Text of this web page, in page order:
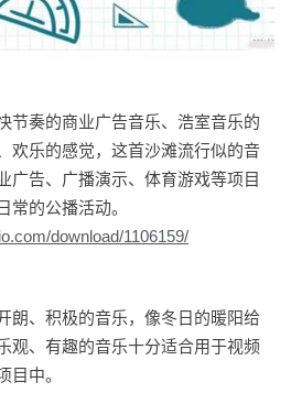
节奏的商业广告音乐、浩室音乐的
欢乐的感觉，这首沙滩流行似的音
广告、广播演示、体育游戏等项目
常的公播活动。
download/1106159/
朗、积极的音乐，像冬日的暖阳给
观、有趣的音乐十分适合用于视频
目中。